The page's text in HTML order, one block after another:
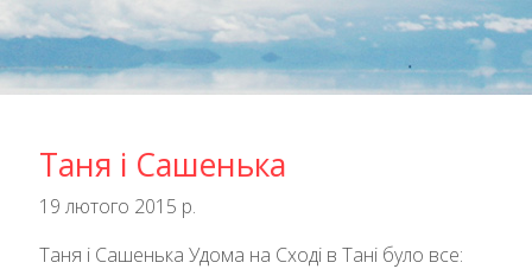
Таня і Сашенька
19 лютого 2015 р.
Таня і Сашенька Удома на Сході в Тані було все: